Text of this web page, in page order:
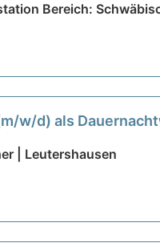
Bereich:
w/d) als
| Leutershausen